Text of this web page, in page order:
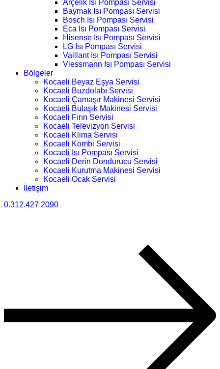
Arçelik Isı Pompası Servisi
Baymak Isı Pompası Servisi
Bosch Isı Pompası Servisi
Eca Isı Pompası Servisi
Hisense Isı Pompası Servisi
LG Isı Pompası Servisi
Vaillant Isı Pompası Servisi
Viessmann Isı Pompası Servisi
Bölgeler
Kocaeli Beyaz Eşya Servisi
Kocaeli Buzdolabı Servisi
Kocaeli Çamaşır Makinesi Servisi
Kocaeli Bulaşık Makinesi Servisi
Kocaeli Fırın Servisi
Kocaeli Televizyon Servisi
Kocaeli Klima Servisi
Kocaeli Kombi Servisi
Kocaeli Isı Pompası Servisi
Kocaeli Derin Dondurucu Servisi
Kocaeli Kurutma Makinesi Servisi
Kocaeli Ocak Servisi
İletişim
0.312.427 2090